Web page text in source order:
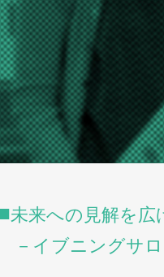
未来への見解を広
－イブニングサロ